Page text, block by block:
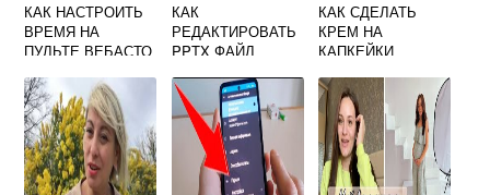
КАК НАСТРОИТЬ
ВРЕМЯ НА
ПУЛЬТЕ ВЕБАСТО
КАК
РЕДАКТИРОВАТЬ
PPTX ФАЙЛ
КАК СДЕЛАТЬ
КРЕМ НА
КАПКЕЙКИ